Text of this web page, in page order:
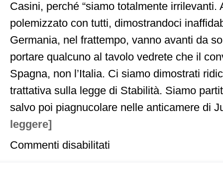
Casini, perché “siamo totalmente irrilevanti.
polemizzato con tutti, dimostrandoci
Germania, nel frattempo, vanno avanti da
portare qualcuno al tavolo vedrete che il
Spagna, non l’Italia. Ci siamo dimostrati
trattativa sulla legge di Stabilità. Siamo
salvo poi piagnucolare nelle anticamere di
leggere]
Commenti disabilitati